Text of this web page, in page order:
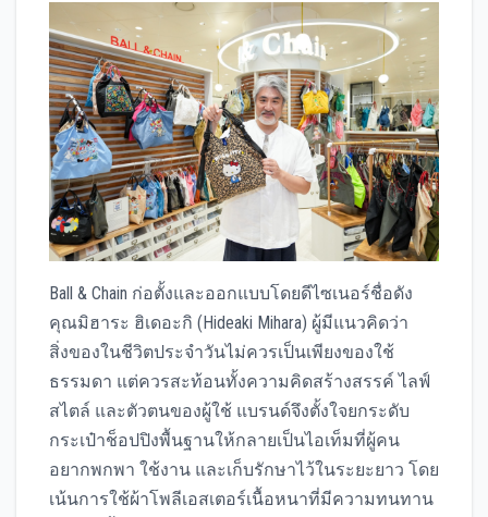
Ball & Chain ก่อตั้งและออกแบบโดยดีไซเนอร์ชื่อดัง
คุณมิฮาระ ฮิเดอะกิ (Hideaki Mihara) ผู้มีแนวคิดว่า
สิ่งของในชีวิตประจำวันไม่ควรเป็นเพียงของใช้
ธรรมดา แต่ควรสะท้อนทั้งความคิดสร้างสรรค์ ไลฟ์
สไตล์ และตัวตนของผู้ใช้ แบรนด์จึงตั้งใจยกระดับ
กระเป๋าช็อปปิงพื้นฐานให้กลายเป็นไอเท็มที่ผู้คน
อยากพกพา ใช้งาน และเก็บรักษาไว้ในระยะยาว โดย
เน้นการใช้ผ้าโพลีเอสเตอร์เนื้อหนาที่มีความทนทาน